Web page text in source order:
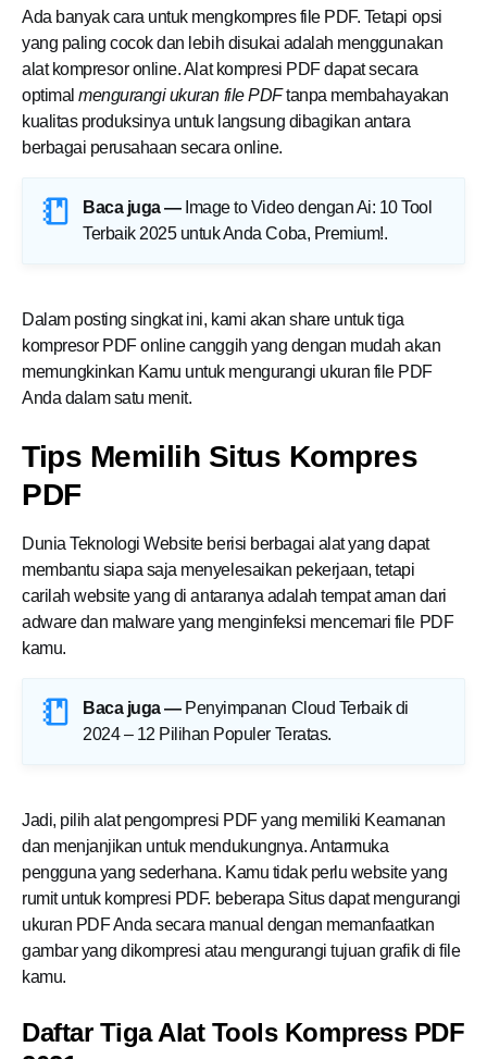
Ada banyak cara untuk mengkompres file PDF. Tetapi opsi
yang paling cocok dan lebih disukai adalah menggunakan
alat kompresor online. Alat kompresi PDF dapat secara
optimalmengurangi ukuran file PDFtanpa membahayakan
kualitas produksinya untuk langsung dibagikan antara
berbagai perusahaan secara online.
Baca juga — Image to Video dengan Ai: 10 Tool
Terbaik 2025 untuk Anda Coba, Premium!.
Dalam posting singkat ini, kami akan share untuk tiga
kompresor PDF online canggih yang dengan mudah akan
memungkinkan Kamu untuk mengurangi ukuran file PDF
Anda dalam satu menit.
Tips Memilih Situs Kompres
PDF
Dunia Teknologi Website berisi berbagai alat yang dapat
membantu siapa saja menyelesaikan pekerjaan, tetapi
carilah website yang di antaranya adalah tempat aman dari
adware dan malware yang menginfeksi mencemari file PDF
kamu.
Baca juga — Penyimpanan Cloud Terbaik di
2024 – 12 Pilihan Populer Teratas.
Jadi, pilih alat pengompresi PDF yang memiliki Keamanan
dan menjanjikan untuk mendukungnya. Antarmuka
pengguna yang sederhana. Kamu tidak perlu website yang
rumit untuk kompresi PDF. beberapa Situs dapat mengurangi
ukuran PDF Anda secara manual dengan memanfaatkan
gambar yang dikompresi atau mengurangi tujuan grafik di file
kamu.
Daftar Tiga Alat Tools Kompress PDF